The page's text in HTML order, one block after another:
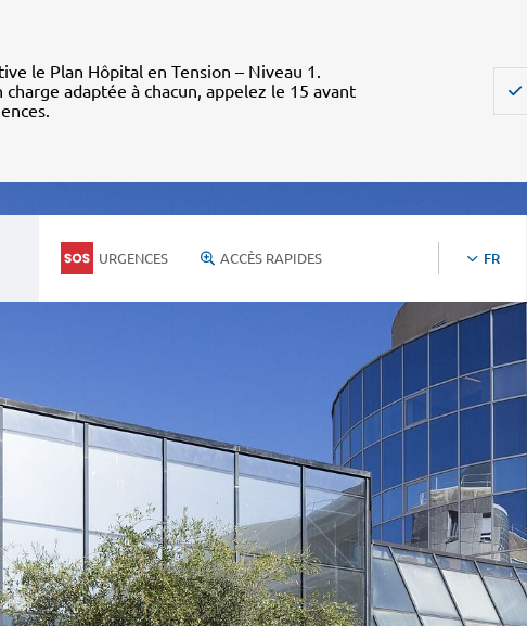
le Plan Hôpital en Tension – Niveau 1.
adaptée à chacun, appelez le 15 avant
URGENCES ACCÈS RAPIDES FR